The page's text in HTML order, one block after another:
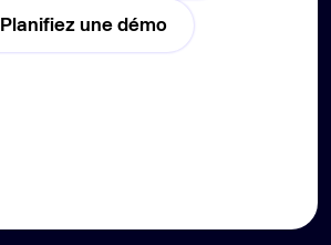
Planifiez une démo